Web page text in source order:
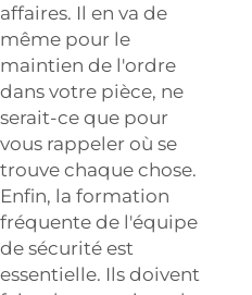
affaires. Il en va de
même pour le
maintien de l'ordre
dans votre pièce, ne
serait-ce que pour
vous rappeler où se
trouve chaque chose.
Enfin, la formation
fréquente de l'équipe
de sécurité est
essentielle. Ils doivent